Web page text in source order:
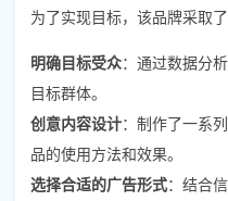
为了实现目标，该品牌采取了
明确目标受众：通过数据分
目标群体。
创意内容设计：制作了一系
品的使用方法和效果。
选择合适的广告形式：结合